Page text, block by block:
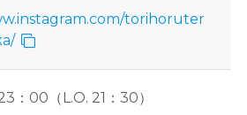
torihoruter
：00（L.O. 21：30）